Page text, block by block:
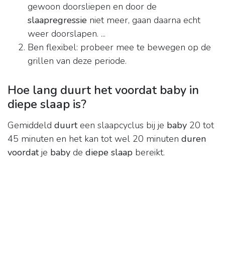
gewoon doorsliepen en door de
slaapregressie niet meer, gaan daarna echt
weer doorslapen. ...
Ben flexibel: probeer mee te bewegen op de
grillen van deze periode.
Hoe lang duurt het voordat baby in
diepe slaap is?
Gemiddeld duurteen slaapcyclus bij je baby 20 tot
45 minuten en het kan tot wel 20 minuten duren
voordatje baby de diepe slaap bereikt.